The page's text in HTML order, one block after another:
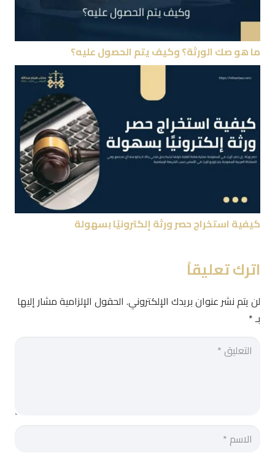
ما هو صك الورثة؟ وكيف يتم الحصول عليه؟
كيفية استخراج حصر ورثة إلكترونيًا بسهولة
اترك تعليقاً
لن يتم نشر عنوان بريدك الإلكتروني. الحقول الإلزامية مشار إليها
بـ*